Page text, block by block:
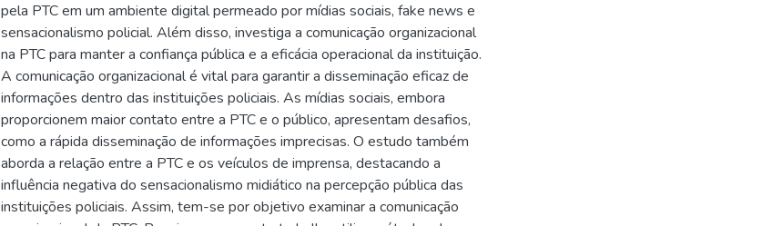
pela PTC em um ambiente digital permeado por mídias sociais, fake news e
sensacionalismo policial. Além disso, investiga a comunicação organizacional
na PTC para manter a confiança pública e a eficácia operacional da instituição.
A comunicação organizacional é vital para garantir a disseminação eficaz de
informações dentro das instituições policiais. As mídias sociais, embora
proporcionem maior contato entre a PTC e o público, apresentam desafios,
como a rápida disseminação de informações imprecisas. O estudo também
aborda a relação entre a PTC e os veículos de imprensa, destacando a
influência negativa do sensacionalismo midiático na percepção pública das
instituições policiais. Assim, tem-se por objetivo examinar a comunicação